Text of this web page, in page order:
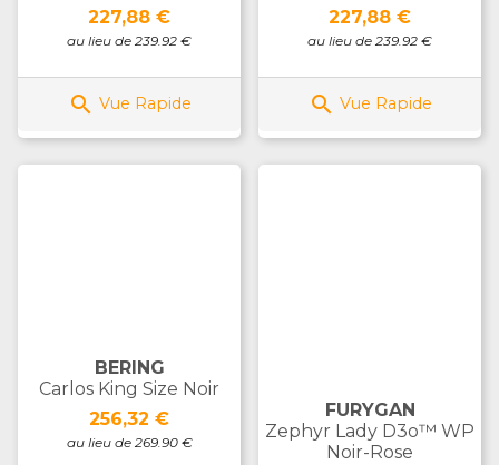
Prix
227,88 €
au lieu de 239.92 €
 Vue Rapide
Prix
227,88 €
au lieu de 239.92 €
 Vue Rapide
BERING
Carlos King Size Noir
Prix
256,32 €
au lieu de 269.90 €
FURYGAN
Zephyr Lady D3o™ WP
Noir-Rose